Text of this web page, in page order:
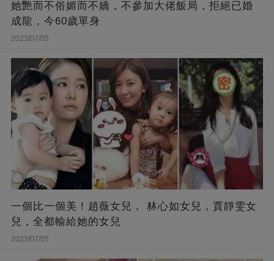
她艷而不俗媚而不嬌，不參加大佬飯局，拒絕已婚
成龍，今60歲單身
2023/07/05
一個比一個美！趙薇女兒， 林心如女兒，賈靜雯女
兒，全都輸給她的女兒
2023/07/05